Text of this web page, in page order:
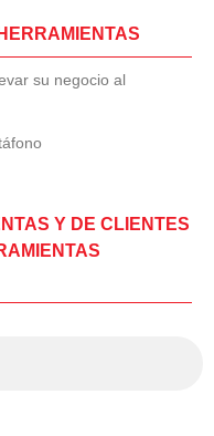
su negocio al
Y DE CLIENTES